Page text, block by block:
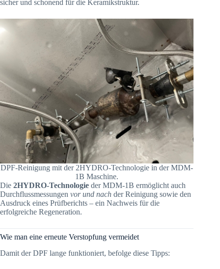
sicher und schonend für die Keramikstruktur.
DPF-Reinigung mit der 2HYDRO-Technologie in der MDM-
1B Maschine.
Die 2HYDRO-Technologie der MDM-1B ermöglicht auch
Durchflussmessungen vor und nach der Reinigung sowie den
Ausdruck eines Prüfberichts – ein Nachweis für die
erfolgreiche Regeneration.
Wie man eine erneute Verstopfung vermeidet
Damit der DPF lange funktioniert, befolge diese Tipps: